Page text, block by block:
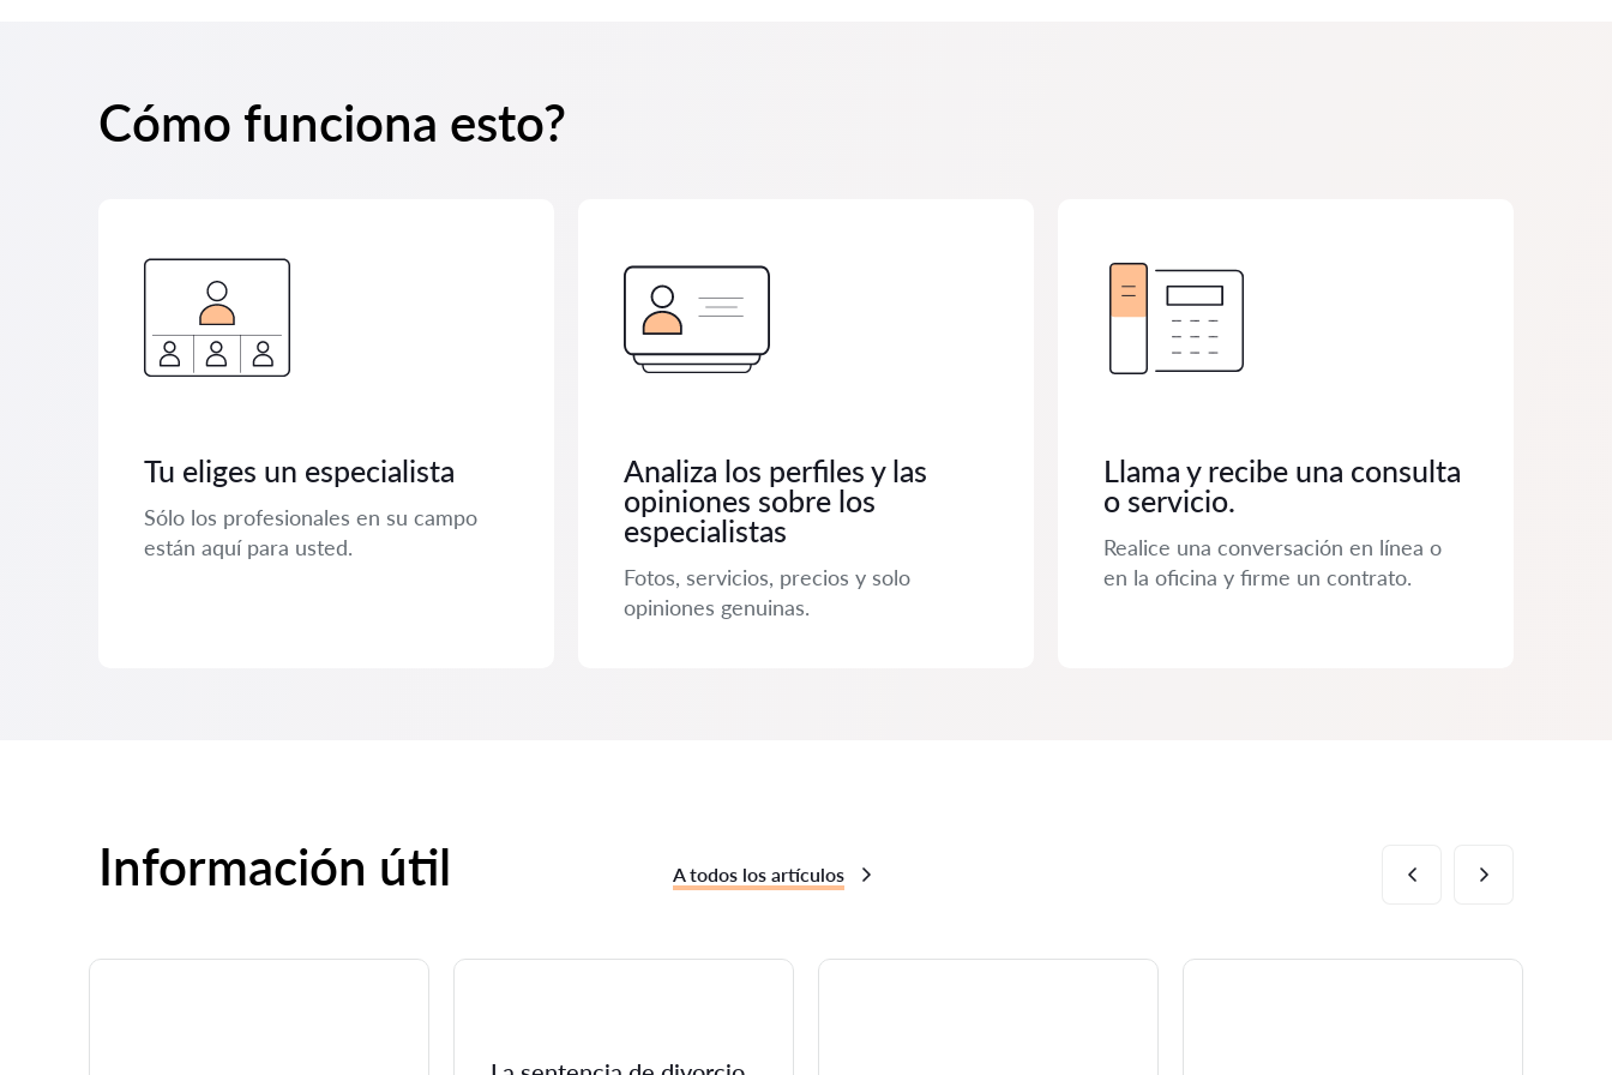
Cómo funciona esto?
Tu eliges un especialista
Sólo los profesionales en su campo
están aquí para usted.
Analiza los perfiles y las
opiniones sobre los
especialistas
Fotos, servicios, precios y solo
opiniones genuinas.
Llama y recibe una consulta
o servicio.
Realice una conversación en línea o
en la oficina y firme un contrato.
Información útil A todos los artículos